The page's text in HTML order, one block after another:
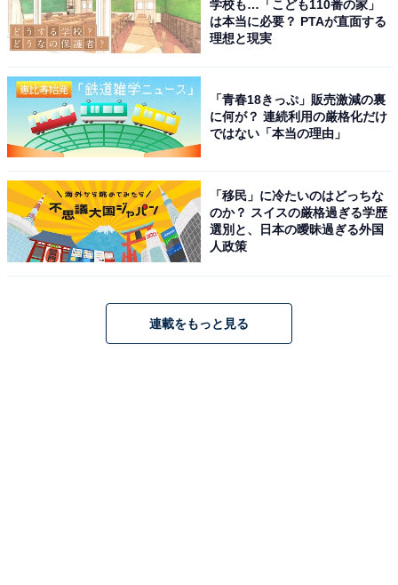
次ページ 8位までのランキング結果を見る
学校も…「こども110番の家」
は本当に必要？ PTAが直面する
理想と現実
「青春18きっぷ」販売激減の裏
に何が？ 連続利用の厳格化だけ
ではない「本当の理由」
「移民」に冷たいのはどっちな
のか？ スイスの厳格過ぎる学歴
選別と、日本の曖昧過ぎる外国
人政策
連載をもっと見る